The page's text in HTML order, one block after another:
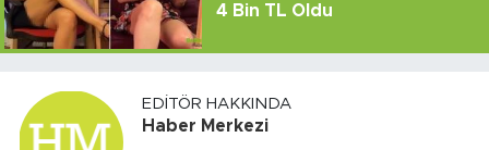
4 Bin TL Oldu
EDITÖR HAKKINDA
Haber Merkezi